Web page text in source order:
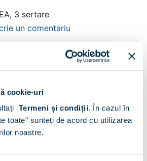
cookie-uri
Termeni și condiții. În cazul în
toate" sunteți de acord cu utilizarea
noastre.
3 sertare
un comentariu
Eucalipt